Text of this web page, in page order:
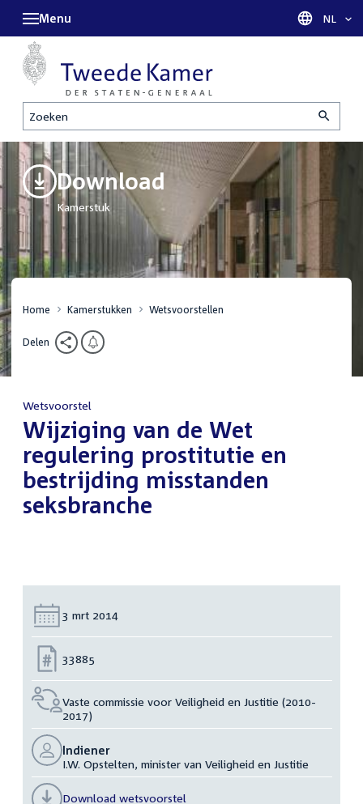
Zoeken
Menu Taal
NL
Download
Kamerstuk
Home Kamerstukken Wetsvoorstellen
Delen
Wetsvoorstel
:Wijziging van de Wet
regulering prostitutie en
bestrijding misstanden
seksbranche
Datum:
3 mrt 2014
Nummer:
33885
Vaste commissie voor Veiligheid en Justitie (2010-
2017)
Indiener
I.W. Opstelten, minister van Veiligheid en Justitie
Download wetsvoorstel